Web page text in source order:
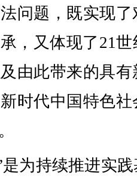
问题，既实现
，又体现了21
由此带来的具
时代中国特色
为持续推进实